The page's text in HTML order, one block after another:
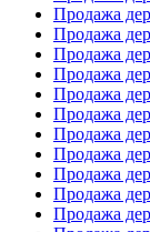
Продажа
Продажа
Продажа
Продажа
Продажа
Продажа
Продажа
Продажа
Продажа
Продажа
Продажа